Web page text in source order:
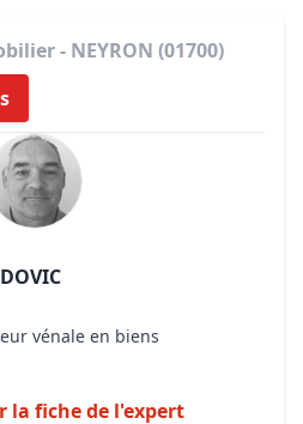
- NEYRON (01700)
vénale en biens
la fiche de l'expert